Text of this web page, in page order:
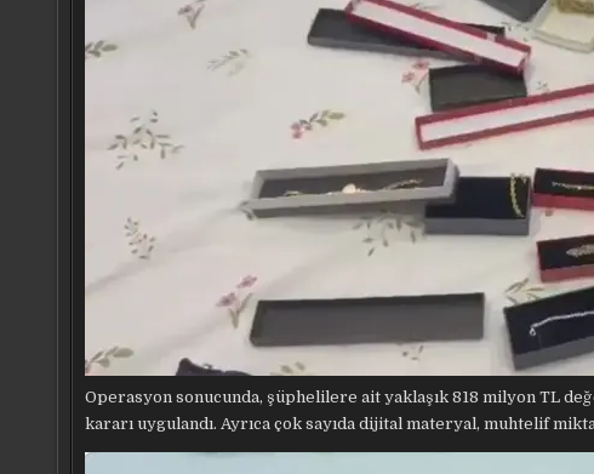
Operasyon sonucunda, şüphelilere ait yaklaşık 818 milyon TL
kararı uygulandı. Ayrıca çok sayıda dijital materyal, muhtelif